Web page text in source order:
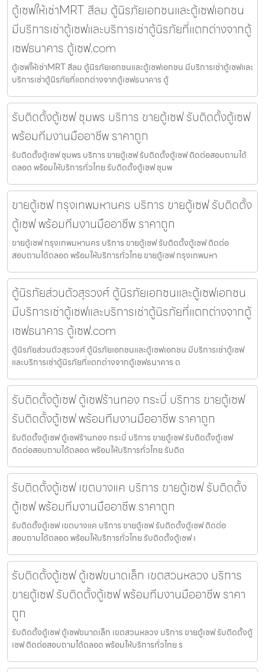
ตู้เซฟให้เช่าMRT สีลม ตู้นิรภัยเอกชนและตู้เซฟเอกชน
มีบริการเช่าตู้เซฟและบริการเช่าตู้นิรภัยที่แตกต่างจากตู้
เซฟธนาคาร ตู้เซฟ.com
ตู้เซฟให้เช่าMRT สีลม ตู้นิรภัยเอกชนและตู้เซฟเอกชน มีบริการเช่าตู้เซฟและ
บริการเช่าตู้นิรภัยที่แตกต่างจากตู้เซฟธนาคาร ตู้
รับติดตั้งตู้เซฟ ชุมพร บริการ ขายตู้เซฟ รับติดตั้งตู้เซฟ
พร้อมทีมงานมืออาชีพ ราคาถูก
รับติดตั้งตู้เซฟ ชุมพร บริการ ขายตู้เซฟ รับติดตั้งตู้เซฟ ติดต่อสอบถามได้
ตลอด พร้อมให้บริการทั่วไทย รับติดตั้งตู้เซฟ ชุมพ
ขายตู้เซฟ กรุงเทพมหานคร บริการ ขายตู้เซฟ รับติดตั้ง
ตู้เซฟ พร้อมทีมงานมืออาชีพ ราคาถูก
ขายตู้เซฟ กรุงเทพมหานคร บริการ ขายตู้เซฟ รับติดตั้งตู้เซฟ ติดต่อ
สอบถามได้ตลอด พร้อมให้บริการทั่วไทย ขายตู้เซฟ กรุงเทพมหา
ตู้นิรภัยส่วนตัวสุรวงศ์ ตู้นิรภัยเอกชนและตู้เซฟเอกชน
มีบริการเช่าตู้เซฟและบริการเช่าตู้นิรภัยที่แตกต่างจากตู้
เซฟธนาคาร ตู้เซฟ.com
ตู้นิรภัยส่วนตัวสุรวงศ์ ตู้นิรภัยเอกชนและตู้เซฟเอกชน มีบริการเช่าตู้เซฟ
และบริการเช่าตู้นิรภัยที่แตกต่างจากตู้เซฟธนาคาร ต
รับติดตั้งตู้เซฟ ตู้เซฟร้านทอง กระบี่ บริการ ขายตู้เซฟ
รับติดตั้งตู้เซฟ พร้อมทีมงานมืออาชีพ ราคาถูก
รับติดตั้งตู้เซฟ ตู้เซฟร้านทอง กระบี่ บริการ ขายตู้เซฟ รับติดตั้งตู้เซฟ
ติดต่อสอบถามได้ตลอด พร้อมให้บริการทั่วไทย รับติด
รับติดตั้งตู้เซฟ เขตบางแค บริการ ขายตู้เซฟ รับติดตั้ง
ตู้เซฟ พร้อมทีมงานมืออาชีพ ราคาถูก
รับติดตั้งตู้เซฟ เขตบางแค บริการ ขายตู้เซฟ รับติดตั้งตู้เซฟ ติดต่อ
สอบถามได้ตลอด พร้อมให้บริการทั่วไทย รับติดตั้งตู้เซฟ เ
รับติดตั้งตู้เซฟ ตู้เซฟขนาดเล็ก เขตสวนหลวง บริการ
ขายตู้เซฟ รับติดตั้งตู้เซฟ พร้อมทีมงานมืออาชีพ ราคา
ถูก
รับติดตั้งตู้เซฟ ตู้เซฟขนาดเล็ก เขตสวนหลวง บริการ ขายตู้เซฟ รับติดตั้งตู้
เซฟ ติดต่อสอบถามได้ตลอด พร้อมให้บริการทั่วไทย ร